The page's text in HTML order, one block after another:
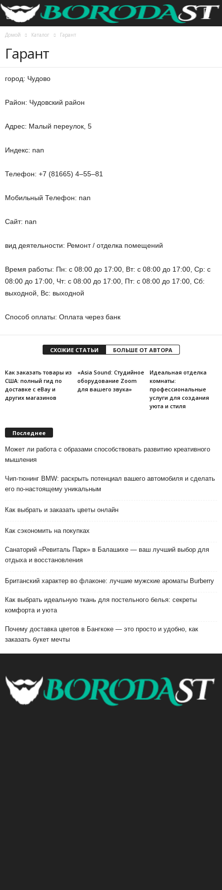
Домой Каталог Гарант
Гарант
город: Чудово
Район: Чудовский район
Адрес: Малый переулок, 5
Индекс: nan
Телефон: +7 (81665) 4‒55‒81
Мобильный Телефон: nan
Сайт: nan
вид деятельности: Ремонт / отделка помещений
Время работы: Пн: с 08:00 до 17:00, Вт: с 08:00 до 17:00, Ср: с
08:00 до 17:00, Чт: с 08:00 до 17:00, Пт: с 08:00 до 17:00, Сб:
выходной, Вс: выходной
Способ оплаты: Оплата через банк
СХОЖИЕ СТАТЬИ БОЛЬШЕ ОТ АВТОРА
Как заказать товары из
США: полный гид по
доставке с eBay и
других магазинов
«Asia Sound: Студийное
оборудование Zoom
для вашего звука»
Идеальная отделка
комнаты:
профессиональные
услуги для создания
уюта и стиля
Последнее
Может ли работа с образами способствовать развитию креативного
мышления
Чип-тюнинг BMW: раскрыть потенциал вашего автомобиля и сделать
его по-настоящему уникальным
Как выбрать и заказать цветы онлайн
Как сэкономить на покупках
Санаторий «Ревиталь Парк» в Балашихе — ваш лучший выбор для
отдыха и восстановления
Британский характер во флаконе: лучшие мужские ароматы Burberry
Как выбрать идеальную ткань для постельного белья: секреты
комфорта и уюта
Почему доставка цветов в Бангкоке — это просто и удобно, как
заказать букет мечты